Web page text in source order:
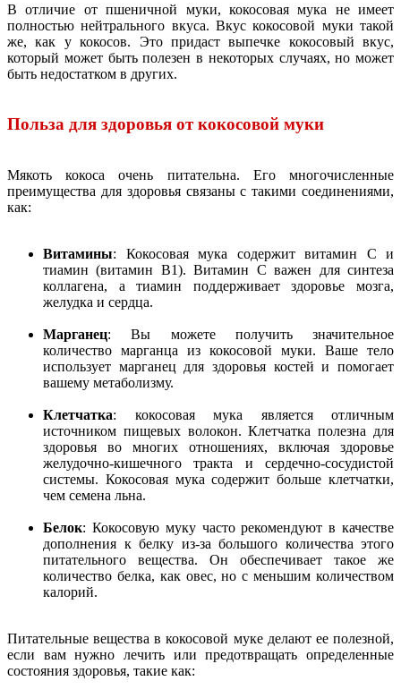
В отличие от пшеничной муки, кокосовая мука не имеет
полностью нейтрального вкуса. Вкус кокосовой муки такой
же, как у кокосов. Это придаст выпечке кокосовый вкус,
который может быть полезен в некоторых случаях, но может
быть недостатком в других.
Польза для здоровья от кокосовой муки
Мякоть кокоса очень питательна. Его многочисленные
преимущества для здоровья связаны с такими соединениями,
как:
Витамины: Кокосовая мука содержит витамин С и
тиамин (витамин В1). Витамин С важен для синтеза
коллагена, а тиамин поддерживает здоровье мозга,
желудка и сердца.
Марганец: Вы можете получить значительное
количество марганца из кокосовой муки. Ваше тело
использует марганец для здоровья костей и помогает
вашему метаболизму.
Клетчатка: кокосовая мука является отличным
источником пищевых волокон. Клетчатка полезна для
здоровья во многих отношениях, включая здоровье
желудочно-кишечного тракта и сердечно-сосудистой
системы. Кокосовая мука содержит больше клетчатки,
чем семена льна.
Белок: Кокосовую муку часто рекомендуют в качестве
дополнения к белку из-за большого количества этого
питательного вещества. Он обеспечивает такое же
количество белка, как овес, но с меньшим количеством
калорий.
Питательные вещества в кокосовой муке делают ее полезной,
если вам нужно лечить или предотвращать определенные
состояния здоровья, такие как: